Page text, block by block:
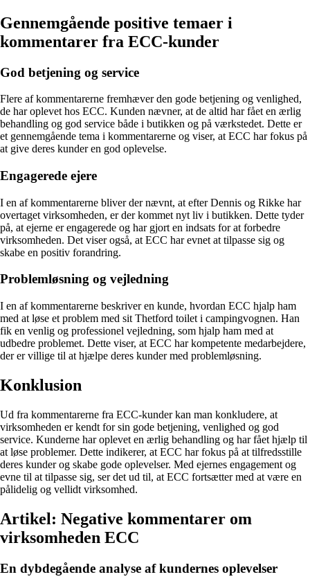
Gennemgående positive temaer i
kommentarer fra ECC-kunder
God betjening og service
Flere af kommentarerne fremhæver den gode betjening og venlighed,
de har oplevet hos ECC. Kunden nævner, at de altid har fået en ærlig
behandling og god service både i butikken og på værkstedet. Dette er
et gennemgående tema i kommentarerne og viser, at ECC har fokus på
at give deres kunder en god oplevelse.
Engagerede ejere
I en af kommentarerne bliver der nævnt, at efter Dennis og Rikke har
overtaget virksomheden, er der kommet nyt liv i butikken. Dette tyder
på, at ejerne er engagerede og har gjort en indsats for at forbedre
virksomheden. Det viser også, at ECC har evnet at tilpasse sig og
skabe en positiv forandring.
Problemløsning og vejledning
I en af kommentarerne beskriver en kunde, hvordan ECC hjalp ham
med at løse et problem med sit Thetford toilet i campingvognen. Han
fik en venlig og professionel vejledning, som hjalp ham med at
udbedre problemet. Dette viser, at ECC har kompetente medarbejdere,
der er villige til at hjælpe deres kunder med problemløsning.
Konklusion
Ud fra kommentarerne fra ECC-kunder kan man konkludere, at
virksomheden er kendt for sin gode betjening, venlighed og god
service. Kunderne har oplevet en ærlig behandling og har fået hjælp til
at løse problemer. Dette indikerer, at ECC har fokus på at tilfredsstille
deres kunder og skabe gode oplevelser. Med ejernes engagement og
evne til at tilpasse sig, ser det ud til, at ECC fortsætter med at være en
pålidelig og vellidt virksomhed.
Artikel: Negative kommentarer om
virksomheden ECC
En dybdegående analyse af kundernes oplevelser